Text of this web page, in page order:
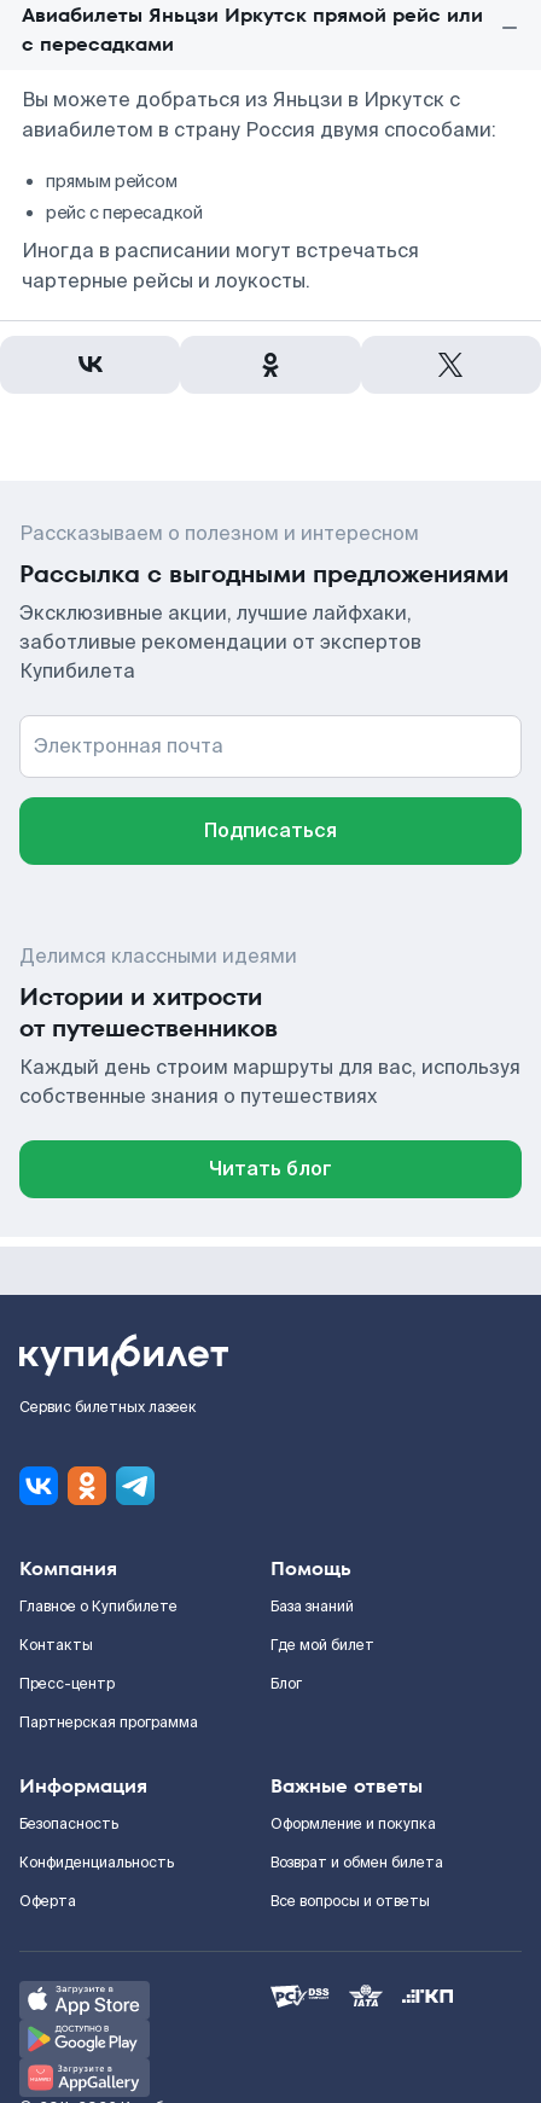
Авиабилеты Яньцзи Иркутск прямой рейс или
с пересадками
Вы можете добраться из Яньцзи в Иркутск с
авиабилетом в страну Россия двумя способами:
прямым рейсом
рейс с пересадкой
Иногда в расписании могут встречаться
чартерные рейсы и лоукосты.
Рассказываем о полезном и интересном
Рассылка с выгодными предложениями
Эксклюзивные акции, лучшие лайфхаки,
заботливые рекомендации от экспертов
Купибилета
Электронная почта
Подписаться
Делимся классными идеями
Истории и хитрости
от путешественников
Каждый день строим маршруты для вас, используя
собственные знания о путешествиях
Читать блог
Сервис билетных лазеек
Компания
Главное о Купибилете
Контакты
Пресс-центр
Партнерская программа
Помощь
База знаний
Где мой билет
Блог
Информация
Безопасность
Конфиденциальность
Оферта
Важные ответы
Оформление и покупка
Возврат и обмен билета
Все вопросы и ответы